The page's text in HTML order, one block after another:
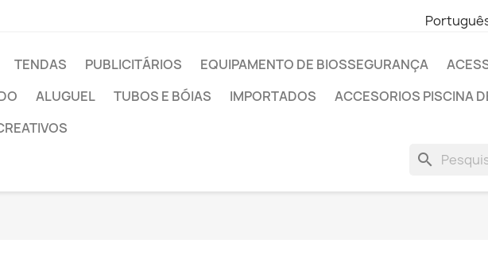
TENDAS PUBLICITÁRIOS EQUIPAMENTO DE BIOSSEGURANÇA
ALUGUEL TUBOS E BÓIAS IMPORTADOS
ACCESORIOS PISCINA
search